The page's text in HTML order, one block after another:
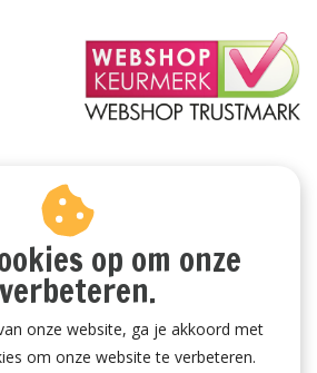
op om onze
onze website, ga je akkoord met
om onze website te verbeteren.